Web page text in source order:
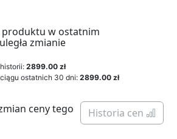
produktu w ostatnim
zmianie
2899.00 zł
ostatnich 30 dni: 2899.00 zł
Historia cen
ceny tego